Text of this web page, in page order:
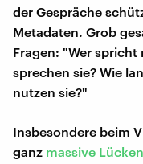
der Gespräche
Metadaten. Grob
Fragen: "Wer spricht
sprechen sie? Wie
nutzen sie?"
Insbesondere beim
ganz massive Lücken